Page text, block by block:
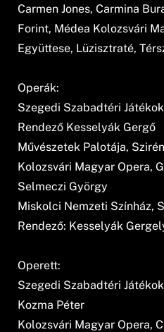
Carmen Jones, Carmina
Forint, Médea Kolozsvári
Együttese, Lüzisztraté,
Operák:
Szegedi Szabadtéri
Rendező Kesselyák Gergő
Művészetek Palotája,
Kolozsvári Magyar Opera,
Selmeczi György
Miskolci Nemzeti Színház,
Rendező: Kesselyák
Operett:
Szegedi Szabadtéri
Kozma Péter
Kolozsvári Magyar Opera,